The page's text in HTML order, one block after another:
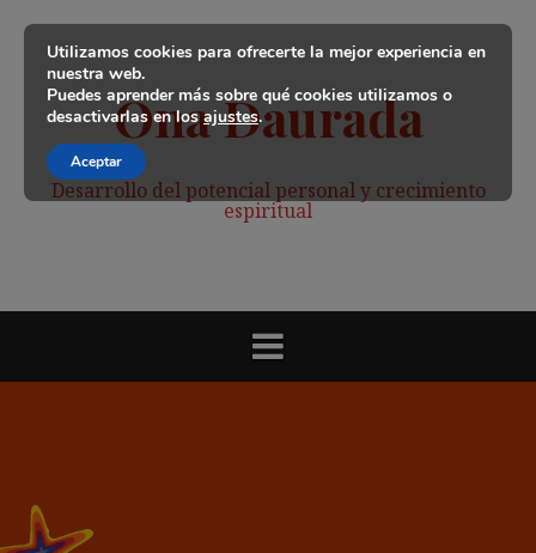
contenido
Ona Daurada
Desarrollo del potencial personal y crecimiento
espiritual
Utilizamos cookies para ofrecerte la mejor experiencia en
nuestra web.
Puedes aprender más sobre qué cookies utilizamos o
desactivarlas en losajustes.
Aceptar